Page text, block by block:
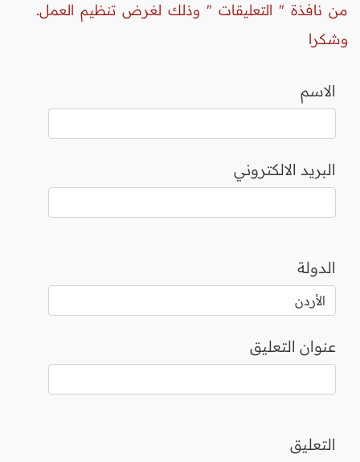
من نافذة " التعليقات " وذلك لغرض تنظيم العمل.
وشكرا
الاسم
البريد الالكتروني
الدولة
عنوان التعليق
التعليق